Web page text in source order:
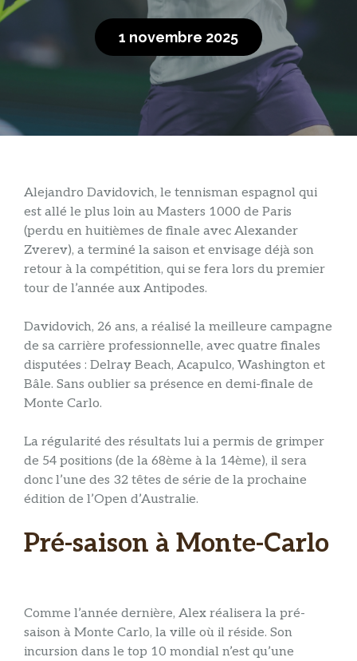
1 novembre 2025
Alejandro Davidovich, le tennisman espagnol qui
est allé le plus loin au Masters 1000 de Paris
(perdu en huitièmes de finale avec Alexander
Zverev), a terminé la saison et envisage déjà son
retour à la compétition, qui se fera lors du premier
tour de l’année aux Antipodes.
Davidovich, 26 ans, a réalisé la meilleure campagne
de sa carrière professionnelle, avec quatre finales
disputées : Delray Beach, Acapulco, Washington et
Bâle. Sans oublier sa présence en demi-finale de
Monte Carlo.
La régularité des résultats lui a permis de grimper
de 54 positions (de la 68ème à la 14ème), il sera
donc l’une des 32 têtes de série de la prochaine
édition de l’Open d’Australie.
Pré-saison à Monte-Carlo
Comme l’année dernière, Alex réalisera la pré-
saison à Monte Carlo, la ville où il réside. Son
incursion dans le top 10 mondial n’est qu’une